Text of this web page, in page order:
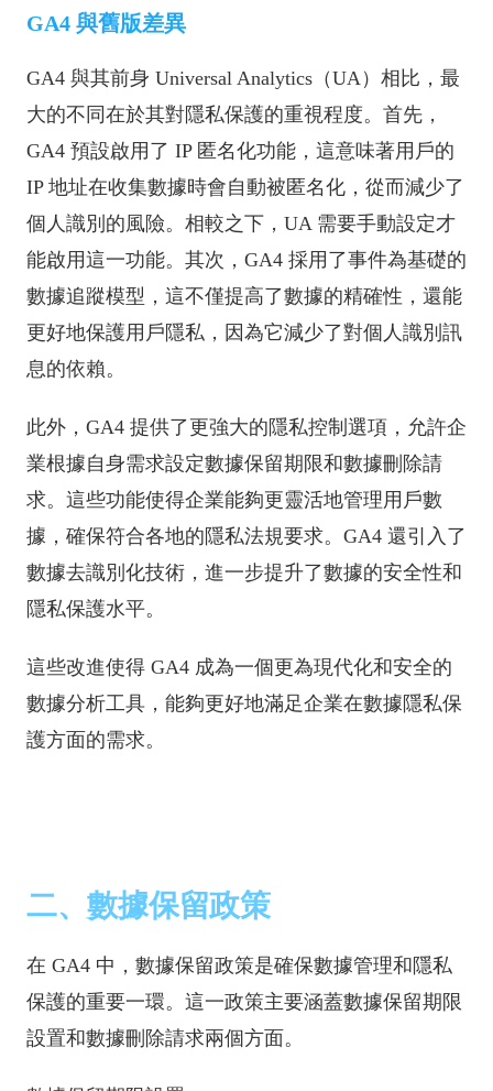
GA4 與舊版差異
GA4 與其前身 Universal Analytics（UA）相比，最
大的不同在於其對隱私保護的重視程度。首先，
GA4 預設啟用了 IP 匿名化功能，這意味著用戶的
IP 地址在收集數據時會自動被匿名化，從而減少了
個人識別的風險。相較之下，UA 需要手動設定才
能啟用這一功能。其次，GA4 採用了事件為基礎的
數據追蹤模型，這不僅提高了數據的精確性，還能
更好地保護用戶隱私，因為它減少了對個人識別訊
息的依賴。
此外，GA4 提供了更強大的隱私控制選項，允許企
業根據自身需求設定數據保留期限和數據刪除請
求。這些功能使得企業能夠更靈活地管理用戶數
據，確保符合各地的隱私法規要求。GA4 還引入了
數據去識別化技術，進一步提升了數據的安全性和
隱私保護水平。
這些改進使得 GA4 成為一個更為現代化和安全的
數據分析工具，能夠更好地滿足企業在數據隱私保
護方面的需求。
二、數據保留政策
在 GA4 中，數據保留政策是確保數據管理和隱私
保護的重要一環。這一政策主要涵蓋數據保留期限
設置和數據刪除請求兩個方面。